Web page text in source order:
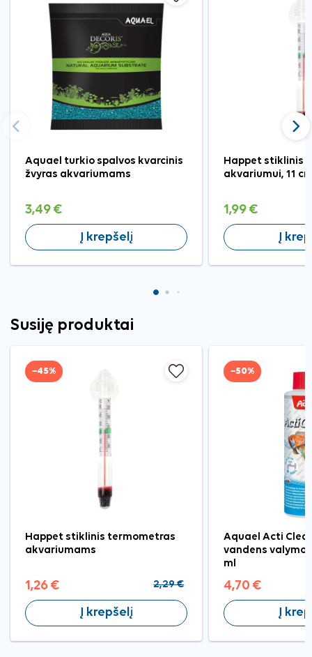
Aquael turkio spalvos kvarcinis
žvyras akvariumams
3,49 €
Į krepšelį
Happet stiklinis
akvariumui, 11
1,99 €
Į
Ankstesnis
Susiję produktai
−45%
Happet stiklinis termometras
akvariumams
1,26 € 2,29 €
Į krepšelį
−50%
Aquael Acti
vandens valymo
ml
4,70 €
Į